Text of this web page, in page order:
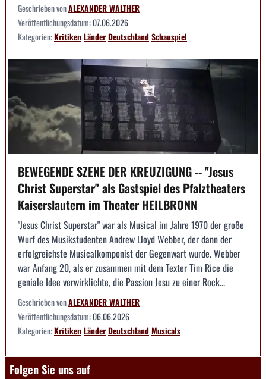
Geschrieben vonALEXANDER WALTHER
Veröffentlichungsdatum:07.06.2026
Kategorien:KritikenLänderDeutschlandSchauspiel
BEWEGENDE SZENE DER KREUZIGUNG -- "Jesus
Christ Superstar" als Gastspiel des Pfalztheaters
Kaiserslautern im Theater HEILBRONN
"Jesus Christ Superstar" war als Musical im Jahre 1970 der große
Wurf des Musikstudenten Andrew Lloyd Webber, der dann der
erfolgreichste Musicalkomponist der Gegenwart wurde. Webber
war Anfang 20, als er zusammen mit dem Texter Tim Rice die
geniale Idee verwirklichte, die Passion Jesu zu einer Rock...
Geschrieben vonALEXANDER WALTHER
Veröffentlichungsdatum:06.06.2026
Kategorien:KritikenLänderDeutschlandMusicals
Folgen Sie uns auf